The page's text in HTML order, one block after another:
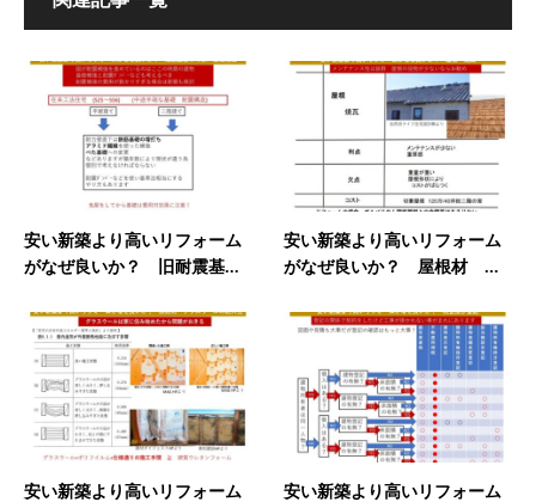
安い新築より高いリフォーム
がなぜ良いか？ 旧耐震基...
安い新築より高いリフォーム
がなぜ良いか？ 屋根材 ...
安い新築より高いリフォーム
安い新築より高いリフォーム